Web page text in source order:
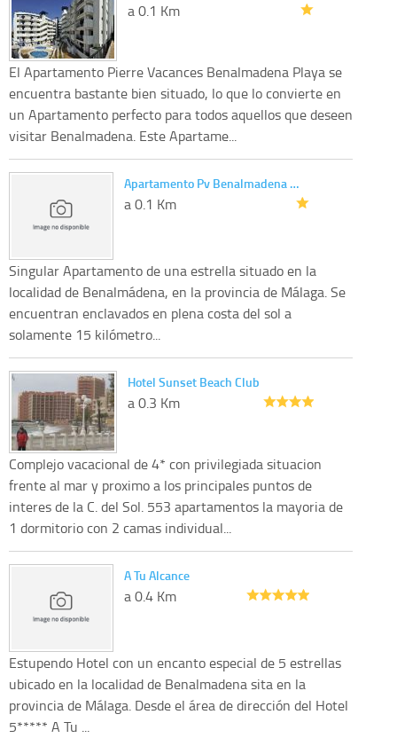
a 0.1 Km
El Apartamento Pierre Vacances Benalmadena Playa se
encuentra bastante bien situado, lo que lo convierte en
un Apartamento perfecto para todos aquellos que deseen
visitar Benalmadena. Este Apartame...
Apartamento Pv Benalmadena …
a 0.1 Km
Singular Apartamento de una estrella situado en la
localidad de Benalmádena, en la provincia de Málaga. Se
encuentran enclavados en plena costa del sol a
solamente 15 kilómetro...
Hotel Sunset Beach Club
a 0.3 Km
Complejo vacacional de 4* con privilegiada situacion
frente al mar y proximo a los principales puntos de
interes de la C. del Sol. 553 apartamentos la mayoria de
1 dormitorio con 2 camas individual...
A Tu Alcance
a 0.4 Km
Estupendo Hotel con un encanto especial de 5 estrellas
ubicado en la localidad de Benalmadena sita en la
provincia de Málaga. Desde el área de dirección del Hotel
5***** A Tu ...